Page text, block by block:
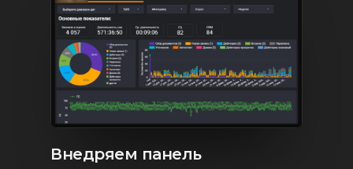
Внедряем панель